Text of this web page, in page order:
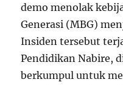
demo menolak
Generasi (MBG)
Insiden tersebut
Pendidikan Nabire,
berkumpul untuk